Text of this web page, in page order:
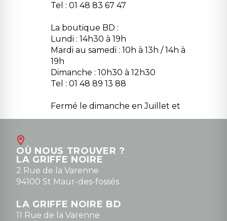
Tel : 01 48 83 67 47
La boutique BD :
Lundi : 14h30 à 19h
Mardi au samedi : 10h à 13h / 14h à
19h
Dimanche : 10h30 à 12h30
Tel : 01 48 89 13 88
Fermé le dimanche en Juillet et
Août
contact@la-griffe-noire.com
0148836747
OÙ NOUS TROUVER ?
LA GRIFFE NOIRE
2 Rue de la Varenne
94100 St Maur-des-fossés
LA GRIFFE NOIRE BD
11 Rue de la Varenne